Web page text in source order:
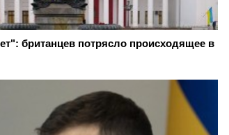
британцев потрясло происходящее в